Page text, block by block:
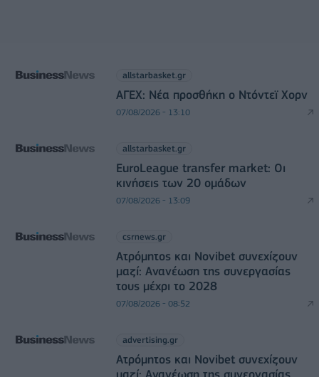
allstarbasket.gr
ΑΓΕΧ: Νέα προσθήκη ο Ντόντεϊ Χορν
07/08/2026 - 13:10
allstarbasket.gr
EuroLeague transfer market: Οι
κινήσεις των 20 ομάδων
07/08/2026 - 13:09
csrnews.gr
Ατρόμητος και Novibet συνεχίζουν
μαζί: Ανανέωση της συνεργασίας
τους μέχρι το 2028
07/08/2026 - 08:52
advertising.gr
Ατρόμητος και Novibet συνεχίζουν